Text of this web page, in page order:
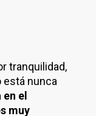
tranquilidad,
está nunca
el
muy